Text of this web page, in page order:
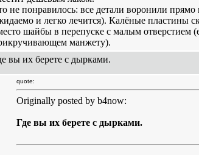
не понравилось: все детали воронили прямо
и легко лечится). Калёные пластины
шайбы в перепуске с малым отверстием
манжету).
вы их берете с дырками.
quote:
Originally posted by b4now:
Где вы их берете с дырками.